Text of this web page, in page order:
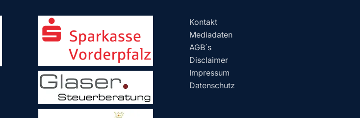
Kontakt
Mediadaten
AGB´s
Disclaimer
Impressum
Datenschutz